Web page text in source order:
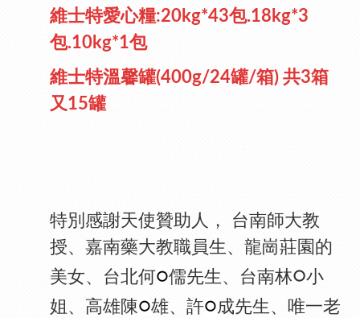
維士特愛心糧:20kg*43包.18kg*3
包.10kg*1包
維士特溫馨罐(400g/24罐/箱) 共3箱
又15罐
特別感謝天使贊助人， 台南師大教
授、嘉南藥大教職員生、龍崗莊園的
美女、台北何○儒先生、台南林○小
姐、高雄陳○雄、許○成先生、唯一老